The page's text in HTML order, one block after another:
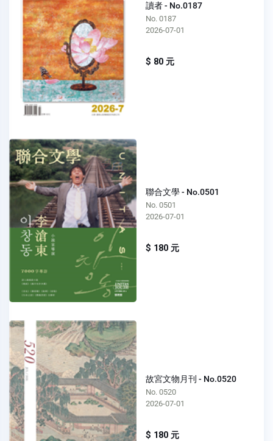
讀者 - No.0187
No. 0187
2026-07-01
$ 80 元
聯合文學 - No.0501
No. 0501
2026-07-01
$ 180 元
故宮文物月刊 - No.0520
No. 0520
2026-07-01
$ 180 元